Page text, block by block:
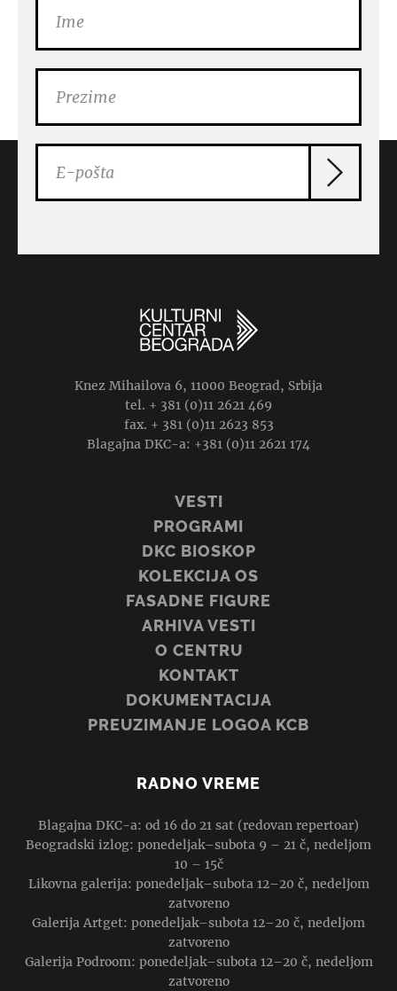
Knez Mihailova 6, 11000 Beograd, Srbija
tel. + 381 (0)11 2621 469
fax. + 381 (0)11 2623 853
Blagajna DKC-a: +381 (0)11 2621 174
VESTI
PROGRAMI
DKC BIOSKOP
KOLEKCIJA OS
FASADNE FIGURE
ARHIVA VESTI
O CENTRU
KONTAKT
DOKUMENTACIJA
PREUZIMANJE LOGOA KCB
RADNO VREME
Blagajna DKC-a: od 16 do 21 sat (redovan repertoar)
Beogradski izlog: ponedeljak–subota 9 – 21 č, nedeljom
10 – 15č
Likovna galerija: ponedeljak–subota 12–20 č, nedeljom
zatvoreno
Galerija Artget: ponedeljak–subota 12–20 č, nedeljom
zatvoreno
Galerija Podroom: ponedeljak–subota 12–20 č, nedeljom
zatvoreno